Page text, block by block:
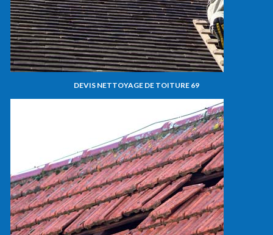
DEVIS NETTOYAGE DE TOITURE 69